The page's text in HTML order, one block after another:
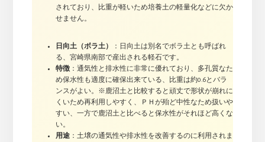
されており、比重が軽いため培養土の軽量化などに欠か
せません。
日向土（ボラ土）
：日向土は別名でボラ土とも呼ばれ
る、宮崎県南部で産出される軽石です。
特徴：通気性と排水性に非常に優れており、多孔質なた
め保水性も適度に確保出来ている、比重は約0.6とバラ
ンスがよい。※鹿沼土と比較すると頑丈で形状が崩れに
くいため再利用しやすく、ＰＨが殆ど中性なため扱いや
すい、一方で鹿沼土と比べると保水性がそれほど高くな
い。
用途：土壌の通気性や排水性を改善するのに利用されま